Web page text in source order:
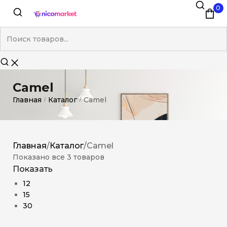
0
Camel
Главная / Каталог / Camel
Главная/Каталог/Camel
Показано все 3 товаров
Показать
12
15
30